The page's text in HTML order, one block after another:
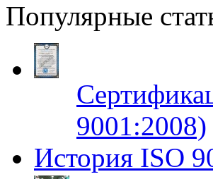
Популярные
9001:2008)
История ISO